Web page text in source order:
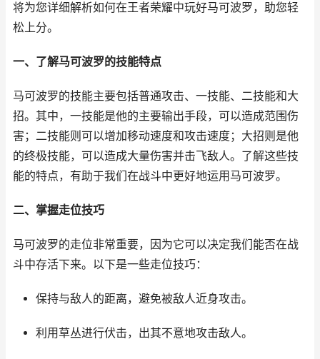
将为您详细解析如何在王者荣耀中玩好马可波罗，助您轻
松上分。
一、了解马可波罗的技能特点
马可波罗的技能主要包括普通攻击、一技能、二技能和大
招。其中，一技能是他的主要输出手段，可以造成范围伤
害；二技能则可以增加移动速度和攻击速度；大招则是他
的终极技能，可以造成大量伤害并击飞敌人。了解这些技
能的特点，有助于我们在战斗中更好地运用马可波罗。
二、掌握走位技巧
马可波罗的走位非常重要，因为它可以决定我们能否在战
斗中存活下来。以下是一些走位技巧：
保持与敌人的距离，避免被敌人近身攻击。
利用草丛进行伏击，出其不意地攻击敌人。